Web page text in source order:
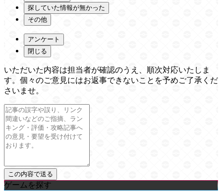
探していた情報が無かった
その他
アンケート
閉じる
いただいた内容は担当者が確認のうえ、順次対応いたしま
す。個々のご意見にはお返事できないことを予めご了承くだ
さいませ。
ゲームを探す